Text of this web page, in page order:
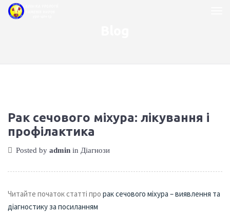
Рак сечового міхура: лікування і
профілактика
Posted by admin in Діагнози
Читайте початок статті про рак сечового міхура – виявлення та
діагностику за посиланням